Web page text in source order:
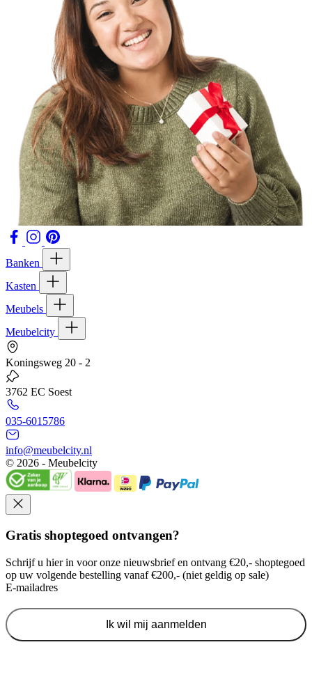
Banken
Kasten
Meubels
Meubelcity
Koningsweg 20 - 2
3762 EC Soest
035-6015786
info@meubelcity.nl
© 2026 - Meubelcity
Gratis shoptegoed ontvangen?
Schrijf u hier in voor onze nieuwsbrief en ontvang €20,- shoptegoed
op uw volgende bestelling vanaf €200,- (niet geldig op sale)
E-mailadres
Ik wil mij aanmelden